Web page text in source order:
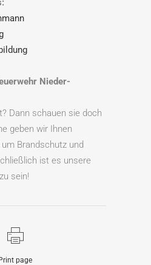
Nieder-
Dann schauen sie doch
geben wir Ihnen
Brandschutz und
ist es unsere
sein!
page